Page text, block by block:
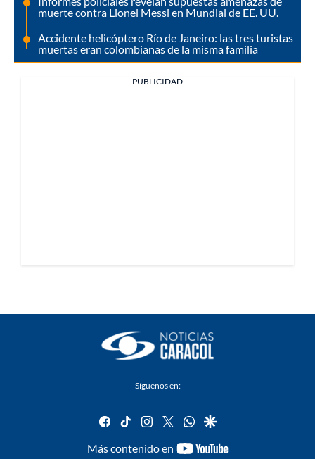
muerte contra Lionel Messi en Mundial de EE. UU.
Accidente helicóptero Río de Janeiro: las tres turistas
muertas eran colombianas de la misma familia
PUBLICIDAD
Síguenos en:
facebook
tiktok instagram
twitterwhatsapp
google
Más contenido en
youtube-